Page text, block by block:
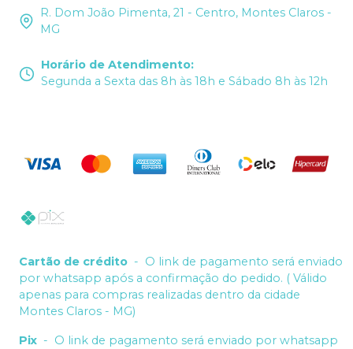
R. Dom João Pimenta, 21 - Centro, Montes Claros -
MG
Horário de Atendimento:
Segunda a Sexta das 8h às 18h e Sábado 8h às 12h
Cartão de crédito - O link de pagamento será enviado
por whatsapp após a confirmação do pedido. ( Válido
apenas para compras realizadas dentro da cidade
Montes Claros - MG)
Pix - O link de pagamento será enviado por whatsapp